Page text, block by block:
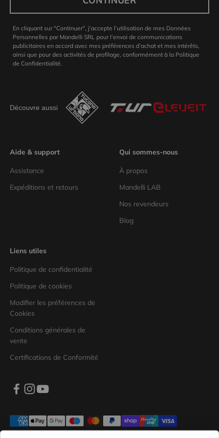
En cliquant sur "Continuer", j’accepte l’utilisation de mes Données
Personnelles par Mandelli SRL pour l’envoi de communications
publicitaires en accord avec mes préférences d’achat et mes intérêts,
ainsi que pour des activités de profilage, conformément à la Politique
de Confidentialité.
Découvre aussi
Aide & support
Assistance
Expéditions et retours
Qui sommes-nous
À propos
Mandelli LAB
Nos revendeurs
Blog
Liens utiles
Politique de confidentialité
Politique de cookies
Modifier les préférences de
Cookies
Conditions générales de
vente
Certifications de Conformité
reçois immédiatement 10 % de réduction
Email
Indique-nous ta date de naissance : nous t'enverrons un